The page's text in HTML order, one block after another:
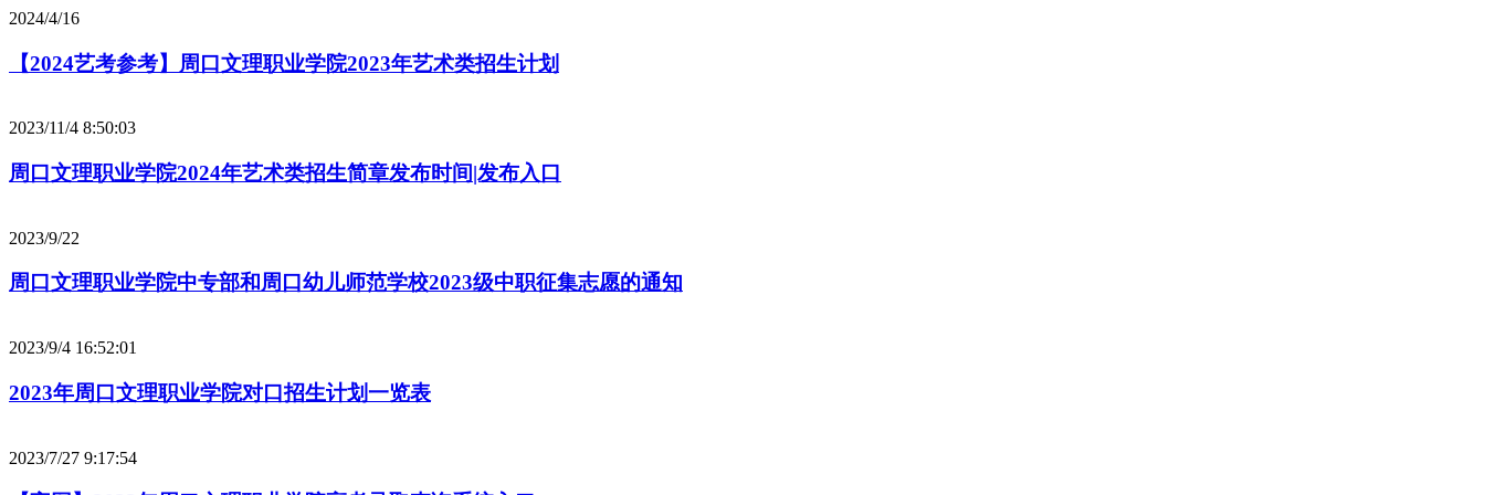
2024/4/16
【2024艺考参考】周口文理职业学院2023年艺术类招生计划
2023/11/4 8:50:03
周口文理职业学院2024年艺术类招生简章发布时间|发布入口
2023/9/22
周口文理职业学院中专部和周口幼儿师范学校2023级中职征集志愿的通知
2023/9/4 16:52:01
2023年周口文理职业学院对口招生计划一览表
2023/7/27 9:17:54